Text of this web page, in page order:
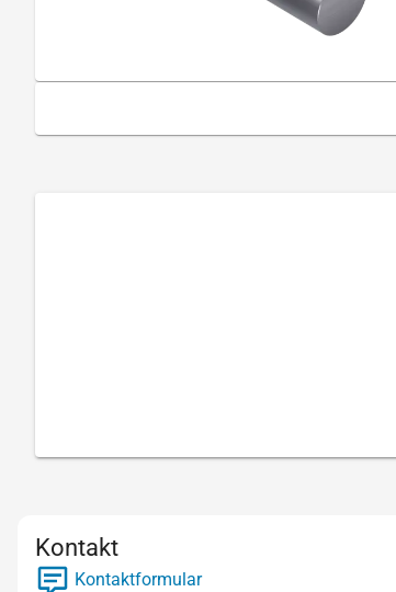
Kontakt
Kontaktformular